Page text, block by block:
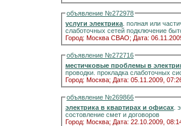
объявление №272978
услуги электрика . полная или
слаботочных сетей подключение
Город: Москва СВАО; Дата:
объявление №272716
местичковые проблемы в
проводки. прокладка слаботочных
Город: Москва; Дата: 05.11.2009,
объявление №269866
электрика в квартирах и офисах .
состовление смет и договоров
Город: Москва; Дата: 22.10.2009,